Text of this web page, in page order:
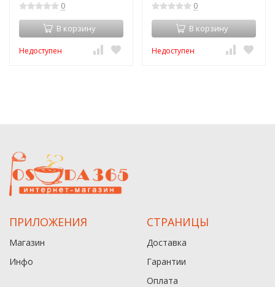
0
В корзину
Недоступен
0
В корзину
Недоступен
ПРИЛОЖЕНИЯ
Магазин
Инфо
СТРАНИЦЫ
Доставка
Гарантии
Оплата